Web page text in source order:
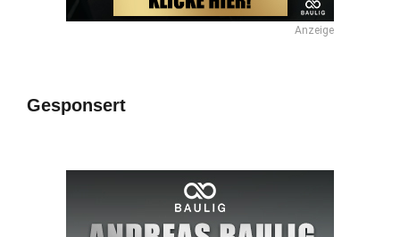
Anzeige
Gesponsert